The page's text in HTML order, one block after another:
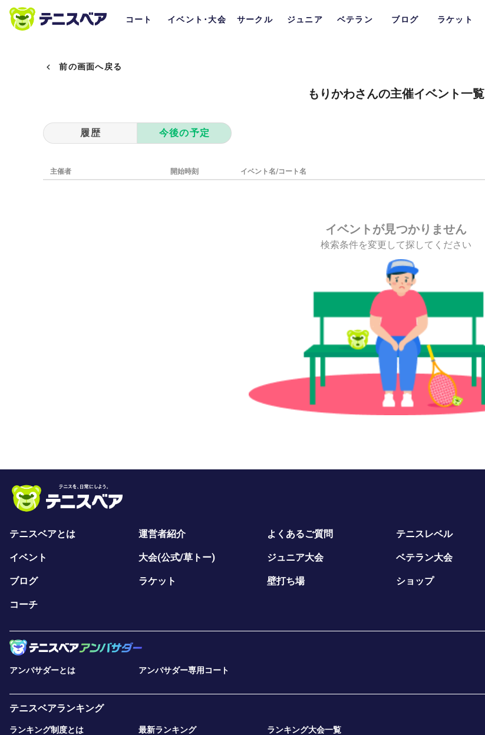
コート イベント･大会 サークル ジュニア ベテラン ブログ ラケット
前の画面へ戻る
もりかわさんの主催イベント一覧
履歴 今後の予定
主催者 開始時刻 イベント名/コート名
イベントが見つかりません
検索条件を変更して探してください
テニスベアとは 運営者紹介 よくあるご質問 テニスレベル
イベント 大会(公式/草トー) ジュニア大会 ベテラン大会
ブログ ラケット 壁打ち場 ショップ
コーチ
アンバサダーとは アンバサダー専用コート
テニスベアランキング
ランキング制度とは 最新ランキング ランキング大会一覧